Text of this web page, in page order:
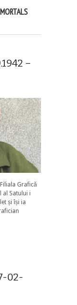
–
Grafică
al Satului i
și își ia
02-